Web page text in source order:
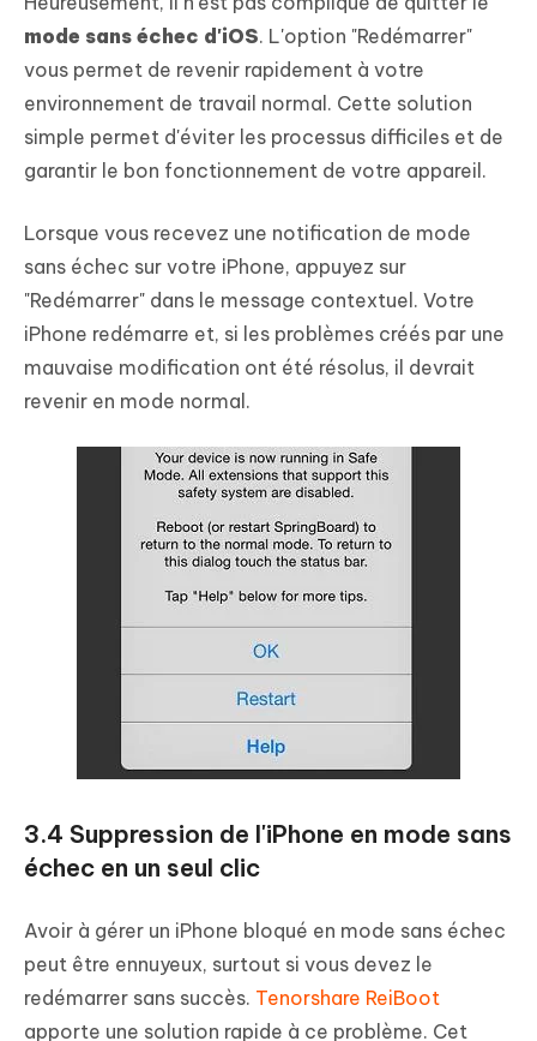
mode sans échec d'iOS. L'option "Redémarrer"
vous permet de revenir rapidement à votre
environnement de travail normal. Cette solution
simple permet d'éviter les processus difficiles et de
garantir le bon fonctionnement de votre appareil.
Lorsque vous recevez une notification de mode
sans échec sur votre iPhone, appuyez sur
"Redémarrer" dans le message contextuel. Votre
iPhone redémarre et, si les problèmes créés par une
mauvaise modification ont été résolus, il devrait
revenir en mode normal.
3.4 Suppression de l'iPhone en mode sans
échec en un seul clic
Avoir à gérer un iPhone bloqué en mode sans échec
peut être ennuyeux, surtout si vous devez le
redémarrer sans succès. Tenorshare ReiBoot
apporte une solution rapide à ce problème. Cet